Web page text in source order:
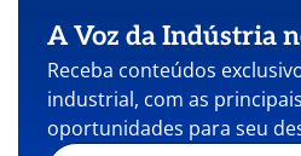
A Voz da Indústria
Receba conteúdos
industrial, com as
oportunidades para seu